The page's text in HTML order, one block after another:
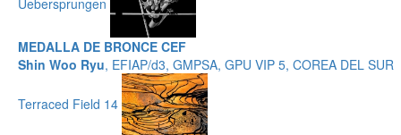
MEDALLA DE BRONCE CEF
Shin Woo Ryu, EFIAP/d3, GMPSA, GPU VIP 5, COREA DEL SUR
Terraced Field 14